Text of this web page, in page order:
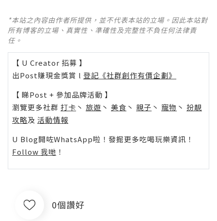
*本站之內容由作者所提供，並不代表本站的立場。因此本站對
所有博客的立場、真實性、準確性及完整性不負任何法律責
任。
【 U Creator 招募 】
出Post賺現金獎賞 l 登記《社群創作有價企劃》
【 睇Post + 參加品牌活動 】
瀏覽更多社群 打卡 丶 旅遊 丶 美食 丶 親子 丶 寵物 丶 扮靚
攻略及 活動情報
U Blog開咗WhatsApp啦！發掘更多吃喝玩樂資訊！
Follow 我哋 ！
0個讚好